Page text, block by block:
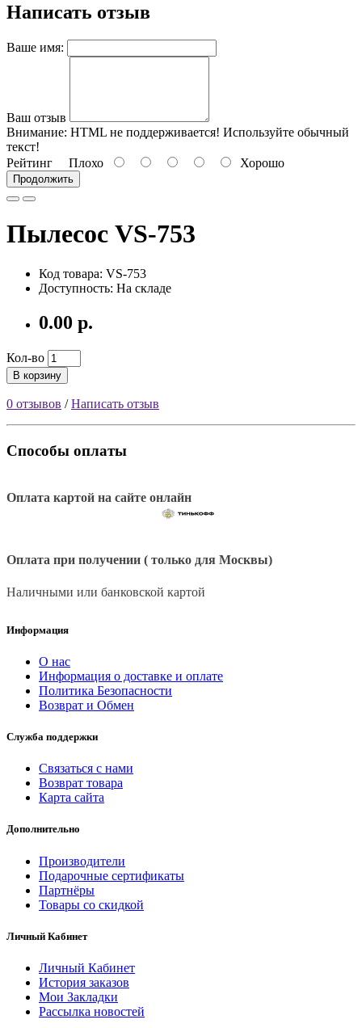
Написать отзыв
Ваше имя:
Ваш отзыв
Внимание: HTML не поддерживается! Используйте обычный
текст!
Рейтинг Плохо Хорошо
Продолжить
Пылесос VS-753
Код товара: VS-753
Доступность: На складе
0.00 р.
Кол-во
В корзину
0 отзывов /Написать отзыв
Способы оплаты
Оплата картой на сайте онлайн
Оплата при получении ( только для Москвы)
Наличными или банковской картой
Информация
О нас
Информация о доставке и оплате
Политика Безопасности
Возврат и Обмен
Служба поддержки
Связаться с нами
Возврат товара
Карта сайта
Дополнительно
Производители
Подарочные сертификаты
Партнёры
Товары со скидкой
Личный Кабинет
Личный Кабинет
История заказов
Мои Закладки
Рассылка новостей